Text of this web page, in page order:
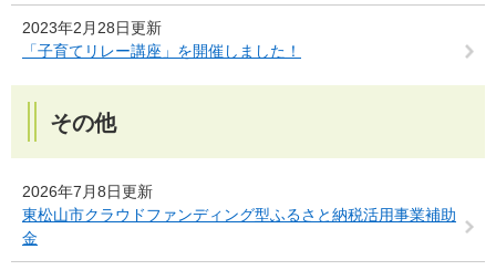
2023年2月28日更新
「子育てリレー講座」を開催しました！
その他
2026年7月8日更新
東松山市クラウドファンディング型ふるさと納税活用事業補助
金